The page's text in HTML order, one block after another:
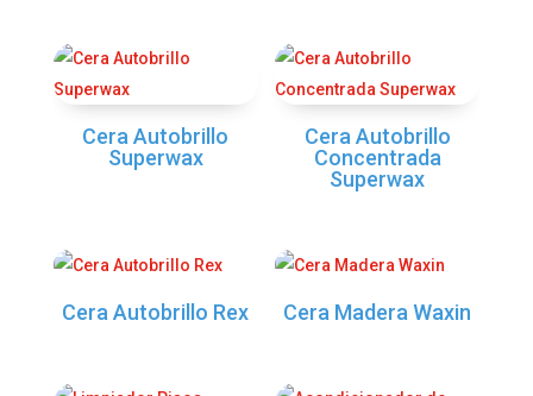
Cera Autobrillo
Superwax
Cera Autobrillo
Concentrada
Superwax
Cera Autobrillo Rex Cera Madera Waxin